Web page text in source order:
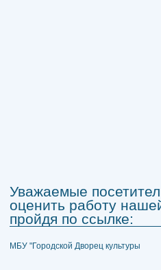
Уважаемые
оценить работу
пройдя по ссылке:
МБУ "Городской Дворец культуры